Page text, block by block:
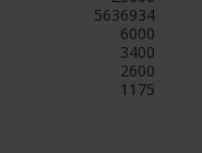
5636934
6000
3400
2600
1175